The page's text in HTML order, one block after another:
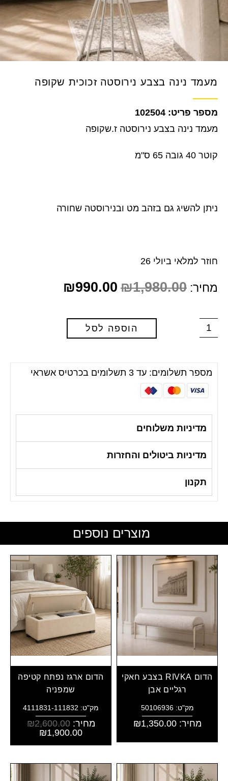
מעמד נינה בצבע נירוסטה זכוכית שקופה
102504
מעמד נינה בצבע נירוסטה ז.שקופה
קוטר 40 גובה 65 ס"מ
ניתן להשיג גם בזהב מט ובנירוסטה שחורה
חוזר למלאי ביולי 26
מחיר: ₪1,980.00
₪990.00
הוספה לסל
מספר תשלומים: עד 3 תשלומים בכרטיס אשראי
מדיניות משלוחים
מדיניות ביטולים והחזרות
תקנון
מוצרים נוספים
הדום RIVKA בצבע חאקי
רגליים אבן
מק"ט: 50106936
מחיר: ₪1,350.00
הדום ארגז נפתח קטיפה
שמפניה
מק"ט: 4111831-111832
מחיר: ₪2,600.00
₪1,900.00